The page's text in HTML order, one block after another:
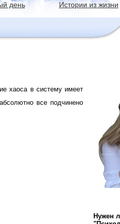
день Истории из жизни
хаоса в систему имеет
все подчинено
Нужен